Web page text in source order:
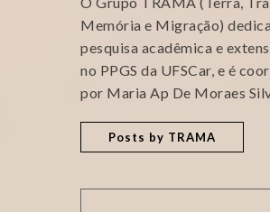
Memória e Migração)
pesquisa acadêmica e
no PPGS da UFSCar, e é
por Maria Ap De Moraes
Posts by TRAMA